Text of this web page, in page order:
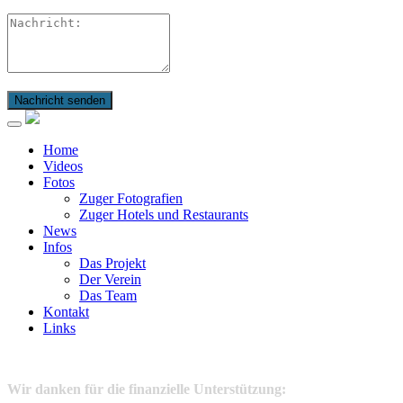
Nachricht senden
Home
Videos
Fotos
Zuger Fotografien
Zuger Hotels und Restaurants
News
Infos
Das Projekt
Der Verein
Das Team
Kontakt
Links
Wir danken für die finanzielle Unterstützung: